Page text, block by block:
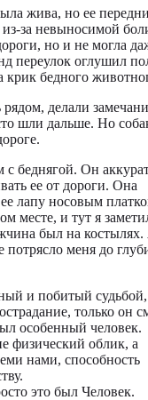
жива, но ее
за невыносимой
но и не могла
переулок оглушил
крик бедного
делали
шли дальше. Но
с беднягой. Он
ее от дороги. Она
лапу носовым
месте, и тут я
был на костылях.
потрясло меня до
и побитый
только он
особенный человек.
физический облик, а
нами, способность
это был Человек.